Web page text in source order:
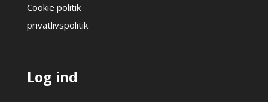
Cookie politik
privatlivspolitik
Log ind